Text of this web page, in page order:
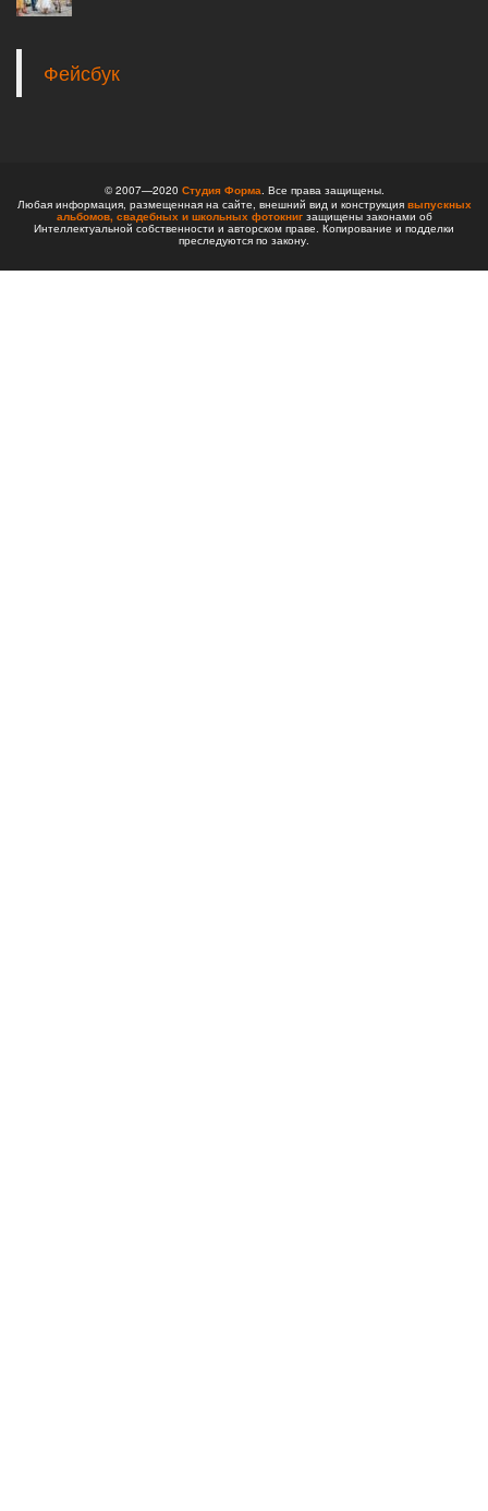
Фейсбук
© 2007—2020 Студия Форма. Все права защищены.
Любая информация, размещенная на сайте, внешний вид и конструкция выпускных
альбомов, свадебных и школьных фотокнигзащищены законами об
Интеллектуальной собственности и авторском праве. Копирование и подделки
преследуются по закону.